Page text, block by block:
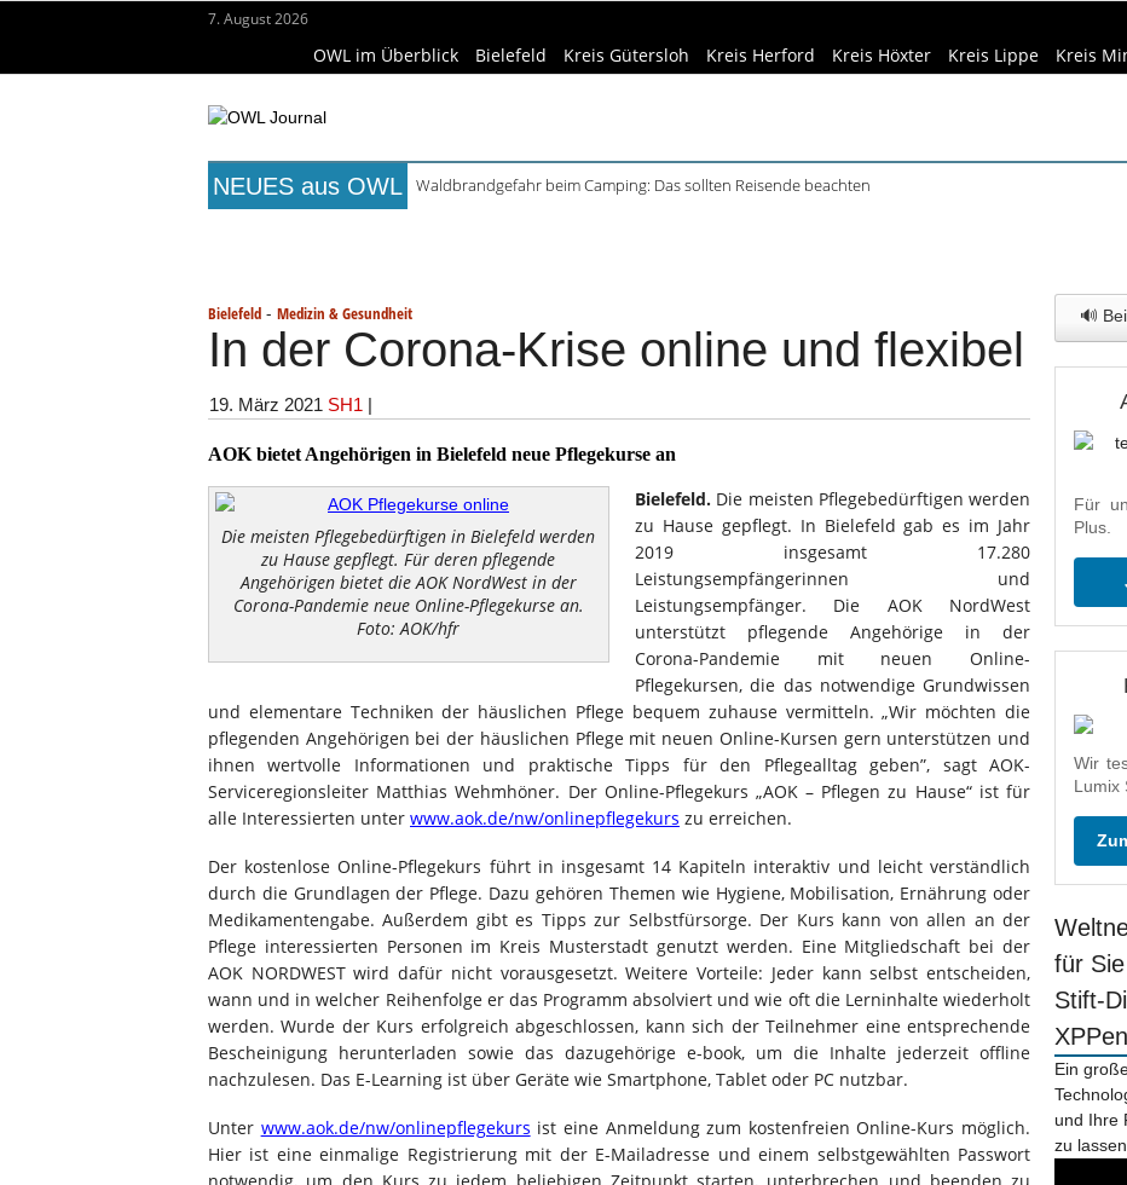
7. August 2026
OWL im Überblick Bielefeld Kreis Gütersloh Kreis Herford Kreis Höxter Kreis Lippe Kreis
NEUES aus OWL
Waldbrandgefahr beim Camping: Das sollten Reisende beachten
Bielefeld - Medizin & Gesundheit
In der Corona-Krise online und flexibel
19. März 2021 SH1 |
AOK bietet Angehörigen in Bielefeld neue Pflegekurse an
Die meisten Pflegebedürftigen in Bielefeld werden
zu Hause gepflegt. Für deren pflegende
Angehörigen bietet die AOK NordWest in der
Corona-Pandemie neue Online-Pflegekurse an.
Foto: AOK/hfr
Bielefeld. Die meisten Pflegebedürftigen werden
zu Hause gepflegt. In Bielefeld gab es im Jahr
2019 insgesamt 17.280
Leistungsempfängerinnen und
Leistungsempfänger. Die AOK NordWest
unterstützt pflegende Angehörige in der
Corona-Pandemie mit neuen Online-
Pflegekursen, die das notwendige Grundwissen
und elementare Techniken der häuslichen Pflege bequem zuhause vermitteln. „Wir möchten die
pflegenden Angehörigen bei der häuslichen Pflege mit neuen Online-Kursen gern unterstützen und
ihnen wertvolle Informationen und praktische Tipps für den Pflegealltag geben”, sagt AOK-
Serviceregionsleiter Matthias Wehmhöner. Der Online-Pflegekurs „AOK – Pflegen zu Hause“ ist für
alle Interessierten unter www.aok.de/nw/onlinepflegekurs zu erreichen.
Der kostenlose Online-Pflegekurs führt in insgesamt 14 Kapiteln interaktiv und leicht verständlich
durch die Grundlagen der Pflege. Dazu gehören Themen wie Hygiene, Mobilisation, Ernährung oder
Medikamentengabe. Außerdem gibt es Tipps zur Selbstfürsorge. Der Kurs kann von allen an der
Pflege interessierten Personen im Kreis Musterstadt genutzt werden. Eine Mitgliedschaft bei der
AOK NORDWEST wird dafür nicht vorausgesetzt. Weitere Vorteile: Jeder kann selbst entscheiden,
wann und in welcher Reihenfolge er das Programm absolviert und wie oft die Lerninhalte wiederholt
werden. Wurde der Kurs erfolgreich abgeschlossen, kann sich der Teilnehmer eine entsprechende
Bescheinigung herunterladen sowie das dazugehörige e-book, um die Inhalte jederzeit offline
nachzulesen. Das E-Learning ist über Geräte wie Smartphone, Tablet oder PC nutzbar.
Unter www.aok.de/nw/onlinepflegekurs ist eine Anmeldung zum kostenfreien Online-Kurs möglich.
Hier ist eine einmalige Registrierung mit der E-Mailadresse und einem selbstgewählten Passwort
🔊
Für
Plus.
Wir
Lumix
für
Stift-
XPPen
Ein
und Ihre
zu lassen.